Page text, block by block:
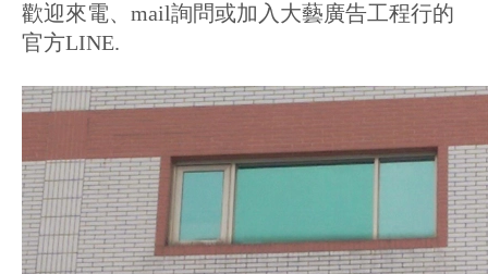
歡迎來電、mail詢問或加入大藝廣告工程行的
官方LINE.